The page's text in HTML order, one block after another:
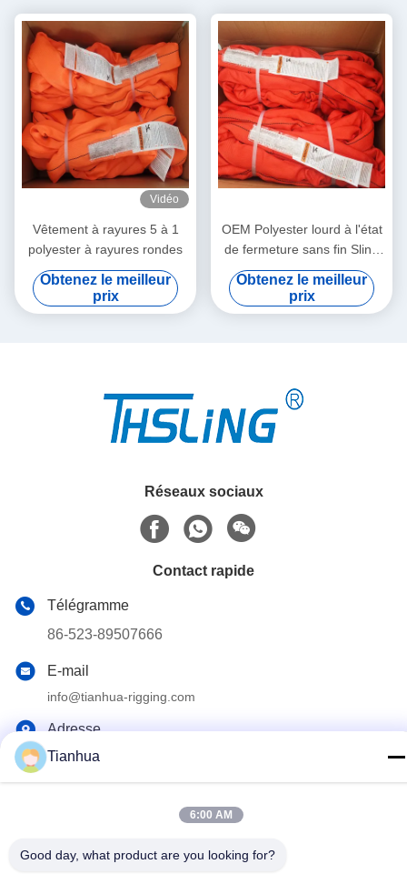
Vidéo
Vêtement à rayures 5 à 1
polyester à rayures rondes
Obtenez le meilleur
prix
OEM Polyester lourd à l'état
de fermeture sans fin Sling
rond Rouge vertical 7 tonnes
Obtenez le meilleur
prix
Réseaux sociaux
Contact rapide
Télégramme
86-523-89507666
E-mail
info@tianhua-rigging.com
Adresse
N° 8, Route de Xinqiao, Parc Industriel de Lingang, District
Politique de confidentialité
Chine Bonne qualité Élingue de levage de polyester Le
Tianhua
6:00 AM
Good day, what product are you looking for?